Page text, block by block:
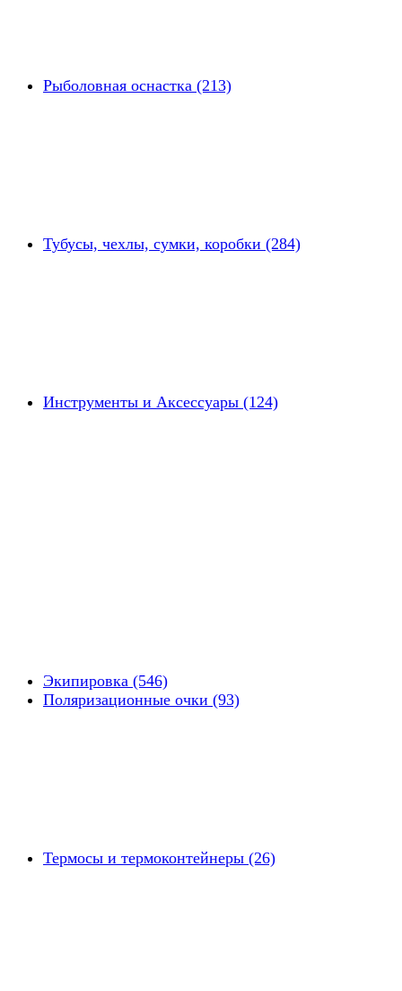
Рыболовная оснастка (213)
Тубусы, чехлы, сумки, коробки (284)
Инструменты и Аксессуары (124)
Экипировка (546)
Поляризационные очки (93)
Термосы и термоконтейнеры (26)